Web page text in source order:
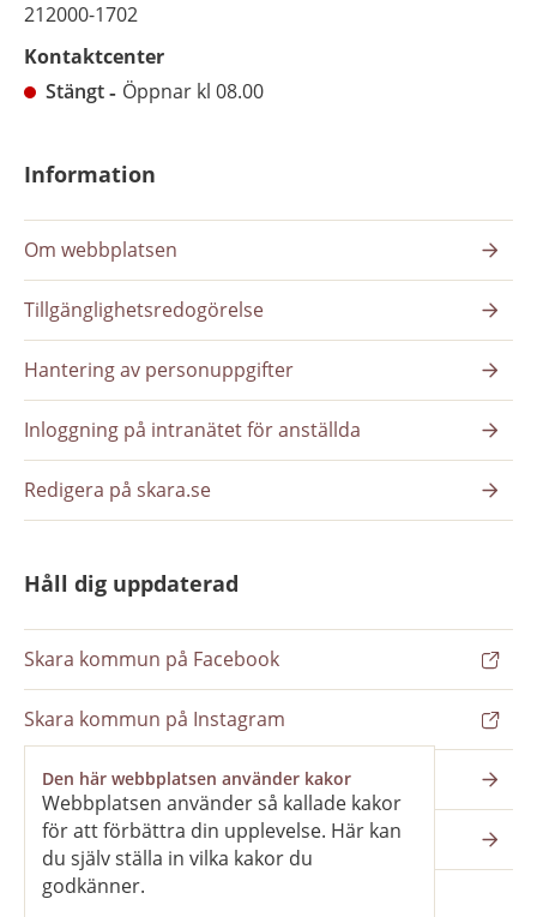
Den här webbplatsen använder kakor
Webbplatsen använder så kallade kakor
för att förbättra din upplevelse. Här kan
du själv ställa in vilka kakor du
godkänner.
212000-1702
Kontaktcenter
Stängt
Öppnar kl 08.00
Information
Om webbplatsen
Tillgänglighetsredogörelse
Hantering av personuppgifter
Inloggning på intranätet för anställda
Redigera på skara.se
Håll dig uppdaterad
Skara kommun på Facebook
Skara kommun på Instagram
Nyhetsbrev
Pressrum